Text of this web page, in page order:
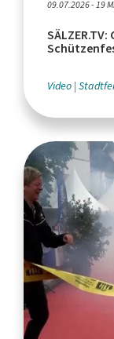
09.07.2026 - 19
Video